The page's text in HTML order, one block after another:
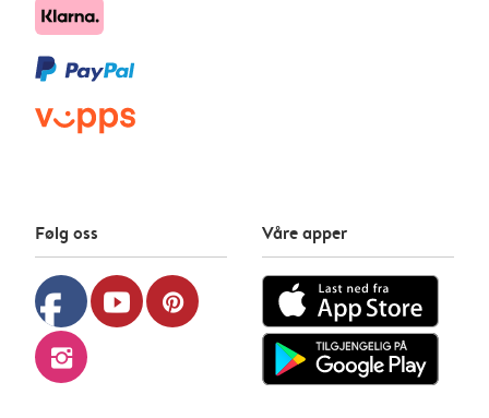
Følg oss
facebook youtube pinterest
instagram
Våre apper